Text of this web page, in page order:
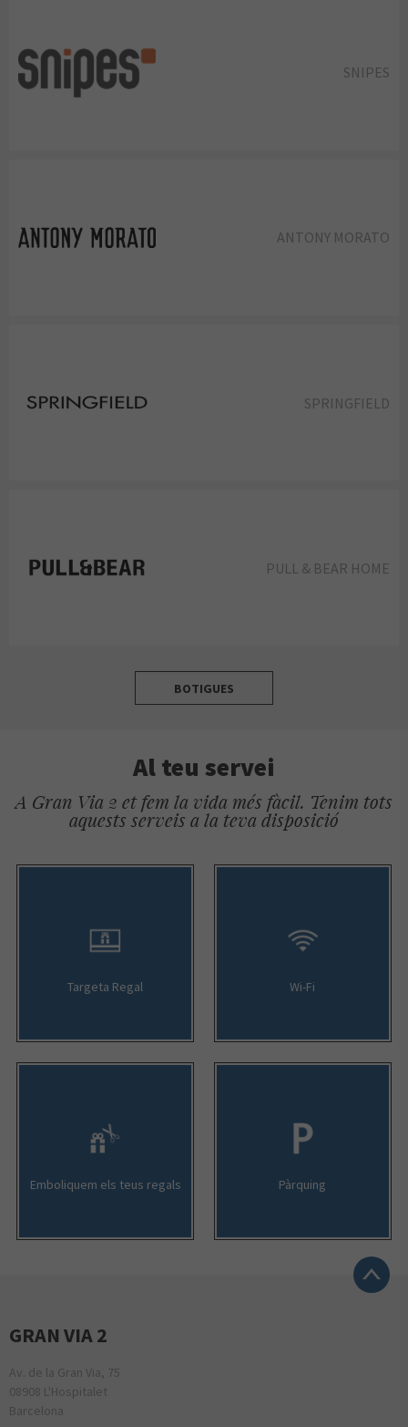
SNIPES
ANTONY MORATO
SPRINGFIELD
PULL & BEAR HOME
BOTIGUES
Al teu servei
A Gran Via 2 et fem la vida més fàcil. Tenim tots
aquests serveis a la teva disposició
Targeta Regal Wi-Fi
Emboliquem els teus regals Pàrquing
GRAN VIA 2
Av. de la Gran Via, 75
08908 L'Hospitalet
Barcelona